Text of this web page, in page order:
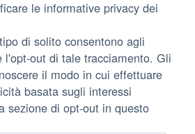
le informative privacy dei
di solito consentono agli
l'opt-out di tale tracciamento. Gli
il modo in cui effettuare
basata sugli interessi
sezione di opt-out in questo